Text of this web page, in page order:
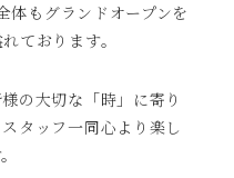
体もグランドオープンを
ております。
の大切な「時」に寄り
タッフ一同心より楽し